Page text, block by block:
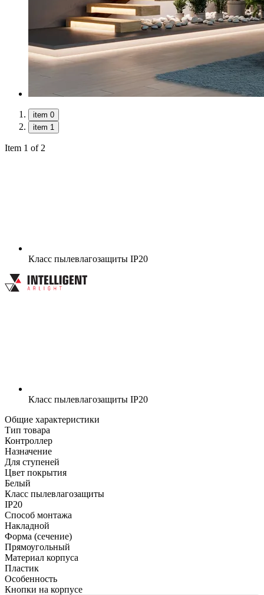
item 0
item 1
Item 1 of 2
Класс пылевлагозащиты IP20
Класс пылевлагозащиты IP20
Общие характеристики
Тип товара
Контроллер
Назначение
Для ступеней
Цвет покрытия
Белый
Класс пылевлагозащиты
IP20
Способ монтажа
Накладной
Форма (сечение)
Прямоугольный
Материал корпуса
Пластик
Особенность
Кнопки на корпусе